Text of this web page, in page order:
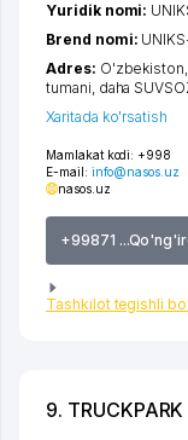
Mamlakat kodi: +998
E-mail: info@nasos.uz
nasos.uz
+99871
Tashkilot tegishli
Yuridik nomi:
Brend nomi:
Adres:
tumani, daha
Xaritada ko'rsatish
9. TRUCKPARK